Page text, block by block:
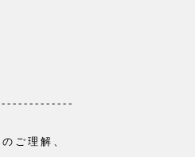
ご理解、